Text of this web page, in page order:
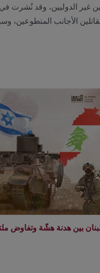
غير الدوليين، وقد نُشرت
الأجانب المتطوعين،
بين هدنة هشّة وتفاوض